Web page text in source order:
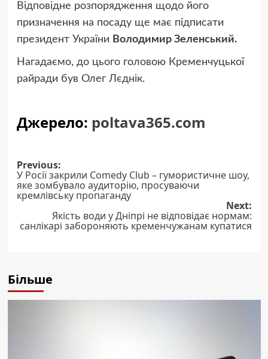
Відповідне розпорядження щодо його
призначення на посаду ще має підписати
президент України Володимир Зеленський.
Нагадаємо, до цього головою Кременчуцької
райради був Олег Лєднік.
Джерело: poltava365.com
Post
navigation
Previous:
У Росії закрили Comedy Club – гумористичне шоу,
яке зомбувало аудиторію, просуваючи
кремлівську пропаганду
Next:
Якість води у Дніпрі не відповідає нормам:
санлікарі забороняють кременчужанам купатися
Більше